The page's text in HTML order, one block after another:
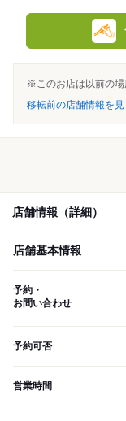
※このお店は以前の場
移転前の店舗情報を見
店舗情報（詳細）
店舗基本情報
予約・
お問い合わせ
予約可否
営業時間